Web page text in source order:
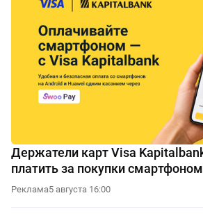
Держатели карт Visa
платить за покупки
Реклама5 августа 16:00